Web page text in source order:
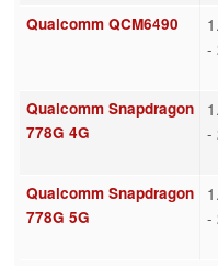
Qualcomm QCM6490
-
Qualcomm Snapdragon
778G 4G
-
Qualcomm Snapdragon
778G 5G
-